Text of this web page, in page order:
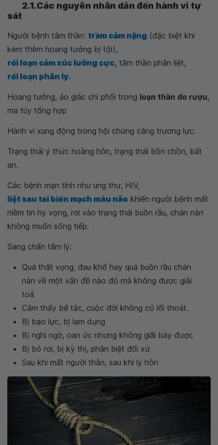
2.1.Các nguyên nhân dẫn đến hành vi tự
sát
Người bệnh tâm thần: trầm cảm nặng (đặc biệt khi
kèm thêm hoang tưởng bị tội),
rối loạn cảm xúc lưỡng cực, tâm thần phân liệt,
rối loạn phân ly.
Hoang tưởng, ảo giác chi phối trong loạn thần do rượu,
ma túy tổng hợp
Hành vi xung động trong hội chứng căng trương lực.
Trạng thái ý thức hoàng hôn, trạng thái bồn chồn, bất
an.
Các bệnh mạn tính như ung thư, HIV,
liệt sau tai biến mạch máu não khiến người bệnh mất
niềm tin hy vọng, rơi vào trạng thái buồn rầu, chán nản
không muốn sống tiếp.
Sang chấn tâm lý:
Quá thất vọng, đau khổ hay quá buồn rầu chán
nản về một vấn đề nào đó mà không được giải
toả
Cảm thấy bế tắc, cuộc đời không có lối thoát.
Bị bạo lực, bị lạm dụng
Bị nghi ngờ, oan ức nhưng không giãi bày được
Bị bỏ rơi, bị kỳ thị, phân biệt đối xử
Sau khi mất người thân, sau khi ly hôn